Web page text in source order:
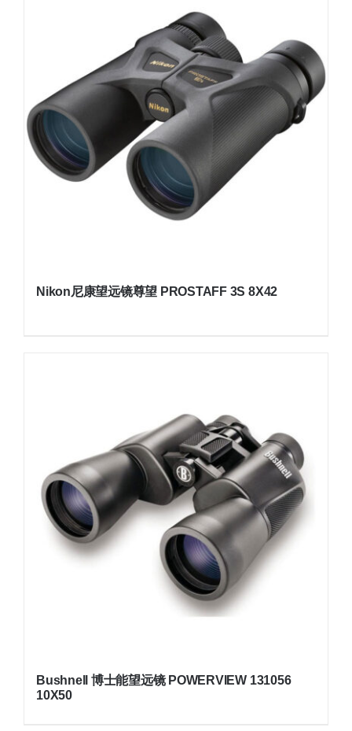
Nikon尼康望远镜尊望 PROSTAFF 3S 8X42
Bushnell 博士能望远镜 POWERVIEW 131056
10X50